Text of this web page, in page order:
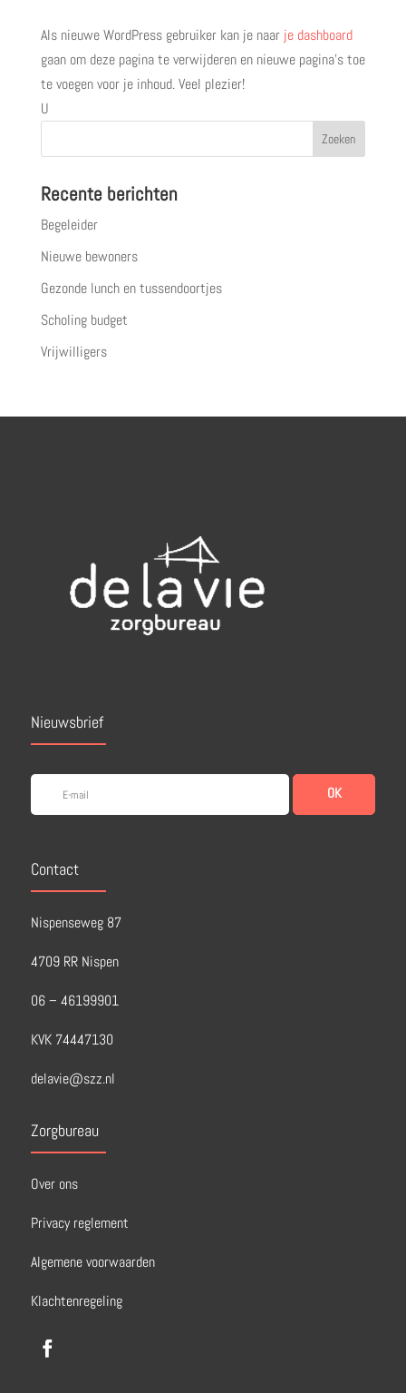
Als nieuwe WordPress gebruiker kan je naar je dashboard
gaan om deze pagina te verwijderen en nieuwe pagina’s toe
te voegen voor je inhoud. Veel plezier!
Recente berichten
Begeleider
Nieuwe bewoners
Gezonde lunch en tussendoortjes
Scholing budget
Vrijwilligers
Nieuwsbrief
OK
Contact
Nispenseweg 87
4709 RR Nispen
06 – 46199901
KVK 74447130
delavie@szz.nl
Zorgbureau
Over ons
Privacy reglement
Algemene voorwaarden
Klachtenregeling